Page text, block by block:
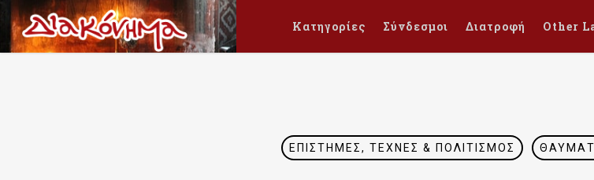
Κατηγορίες Σύνδεσμοι Διατροφή Other
ΕΠΙΣΤΉΜΕΣ, ΤΈΧΝΕΣ & ΠΟΛΙΤΙΣΜΌΣ